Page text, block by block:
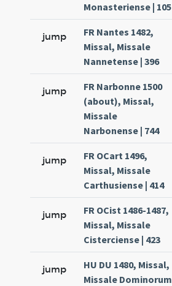
Monasteriense | 105
jump
FR Nantes 1482,
Missal, Missale
Nannetense | 396
jump
FR Narbonne 1500
(about), Missal,
Missale
Narbonense | 744
jump
FR OCart 1496,
Missal, Missale
Carthusiense | 414
jump
FR OCist 1486-1487,
Missal, Missale
Cisterciense | 423
jump
HU DU 1480, Missal,
Missale Dominorum